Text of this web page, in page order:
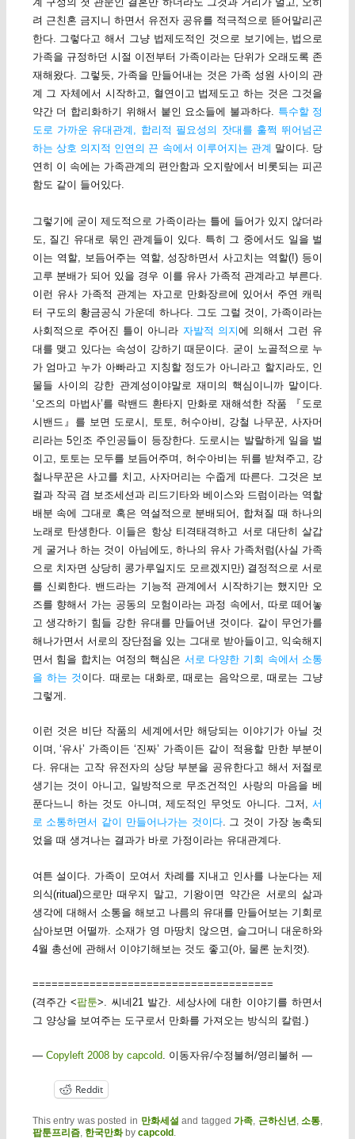
려 근친혼 금지니 하면서 유전자 공유를 적극적으로 뜯어말리곤
한다. 그렇다고 해서 그냥 법제도적인 것으로 보기에는, 법으로
가족을 규정하던 시절 이전부터 가족이라는 단위가 오래도록 존
재해왔다. 그렇듯, 가족을 만들어내는 것은 가족 성원 사이의 관
계 그 자체에서 시작하고, 혈연이고 법제도고 하는 것은 그것을
약간 더 합리화하기 위해서 붙인 요소들에 불과하다. 특수할 정
도로 가까운 유대관계, 합리적 필요성의 잣대를 훌쩍 뛰어넘곤
하는 상호 의지적 인연의 끈 속에서 이루어지는 관계 말이다. 당
연히 이 속에는 가족관계의 편안함과 오지랖에서 비롯되는 피곤
함도 같이 들어있다.
그렇기에 굳이 제도적으로 가족이라는 틀에 들어가 있지 않더라
도, 질긴 유대로 묶인 관계들이 있다. 특히 그 중에서도 일을 벌
이는 역할, 보듬어주는 역할, 성장하면서 사고치는 역할(!) 등이
고루 분배가 되어 있을 경우 이를 유사 가족적 관계라고 부른다.
이런 유사 가족적 관계는 자고로 만화장르에 있어서 주연 캐릭
터 구도의 황금공식 가운데 하나다. 그도 그럴 것이, 가족이라는
사회적으로 주어진 틀이 아니라 자발적 의지에 의해서 그런 유
대를 맺고 있다는 속성이 강하기 때문이다. 굳이 노골적으로 누
가 엄마고 누가 아빠라고 지칭할 정도가 아니라고 할지라도, 인
물들 사이의 강한 관계성이야말로 재미의 핵심이니까 말이다.
‘오즈의 마법사’를 락밴드 환타지 만화로 재해석한 작품 『도로
시밴드』를 보면 도로시, 토토, 허수아비, 강철 나무꾼, 사자머
리라는 5인조 주인공들이 등장한다. 도로시는 발랄하게 일을 벌
이고, 토토는 모두를 보듬어주며, 허수아비는 뒤를 받쳐주고, 강
철나무꾼은 사고를 치고, 사자머리는 수줍게 따른다. 그것은 보
컬과 작곡 겸 보조세션과 리드기타와 베이스와 드럼이라는 역할
배분 속에 그대로 혹은 역설적으로 분배되어, 합쳐질 때 하나의
노래로 탄생한다. 이들은 항상 티격태격하고 서로 대단히 살갑
게 굴거나 하는 것이 아님에도, 하나의 유사 가족처럼(사실 가족
으로 치자면 상당히 콩가루일지도 모르겠지만) 결정적으로 서로
를 신뢰한다. 밴드라는 기능적 관계에서 시작하기는 했지만 오
즈를 향해서 가는 공동의 모험이라는 과정 속에서, 따로 떼어놓
고 생각하기 힘들 강한 유대를 만들어낸 것이다. 같이 무언가를
해나가면서 서로의 장단점을 있는 그대로 받아들이고, 익숙해지
면서 힘을 합치는 여정의 핵심은 서로 다양한 기회 속에서 소통
을 하는 것 이다. 때로는 대화로, 때로는 음악으로, 때로는 그냥
그렇게.
이런 것은 비단 작품의 세계에서만 해당되는 이야기가 아닐 것
이며, ‘유사’ 가족이든 ‘진짜’ 가족이든 같이 적용할 만한 부분이
다. 유대는 고작 유전자의 상당 부분을 공유한다고 해서 저절로
생기는 것이 아니고, 일방적으로 무조건적인 사랑의 마음을 베
푼다느니 하는 것도 아니며, 제도적인 무엇도 아니다. 그저,서
로 소통하면서 같이 만들어나가는 것이다. 그 것이 가장 농축되
었을 때 생겨나는 결과가 바로 가정이라는 유대관계다.
여튼 설이다. 가족이 모여서 차례를 지내고 인사를 나눈다는 제
의식(ritual)으로만 때우지 말고, 기왕이면 약간은 서로의 삶과
생각에 대해서 소통을 해보고 나름의 유대를 만들어보는 기회로
삼아보면 어떨까. 소재가 영 마땅치 않으면, 슬그머니 대운하와
4월 총선에 관해서 이야기해보는 것도 좋고(아, 물론 눈치껏).
======================================
(격주간 <팝툰>. 씨네21 발간. 세상사에 대한 이야기를 하면서
그 양상을 보여주는 도구로서 만화를 가져오는 방식의 칼럼.)
— Copyleft 2008 by capcold . 이동자유/수정불허/영리불허 —
Reddit
This entry was posted in 만화세설 and tagged가족, 근하신년,소통,
팝툰프리즘, 한국만화by capcold .